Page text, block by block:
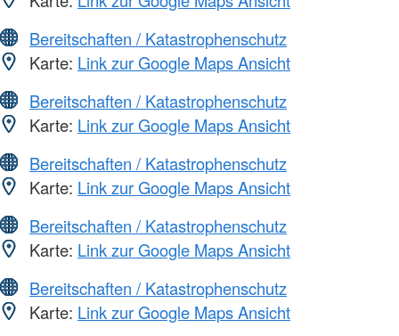
Bereitschaften / Katastrophenschutz
Karte: Link zur Google Maps Ansicht
Bereitschaften / Katastrophenschutz
Karte: Link zur Google Maps Ansicht
Bereitschaften / Katastrophenschutz
Karte: Link zur Google Maps Ansicht
Bereitschaften / Katastrophenschutz
Karte: Link zur Google Maps Ansicht
Bereitschaften / Katastrophenschutz
Karte: Link zur Google Maps Ansicht